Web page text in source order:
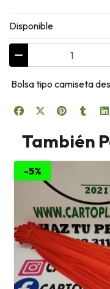
Disponible
Bolsa tipo camiseta
También
-5%